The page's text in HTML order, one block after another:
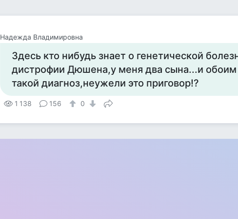
Надежда Владимировна
Здесь кто нибудь знает о генетической
дистрофии Дюшена,у меня два сына...и обоим
такой диагноз,неужели это приговор!?
1 138 156 0